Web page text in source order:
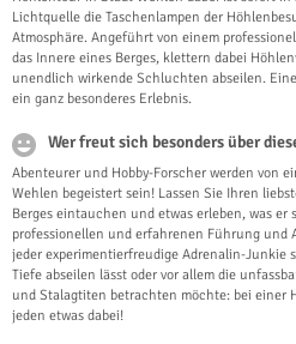
Lichtquelle die Taschenlampen der
Atmosphäre. Angeführt von einem
das Innere eines Berges, klettern dabei
unendlich wirkende Schluchten abseilen.
ein ganz besonderes Erlebnis.
Wer freut sich besonders über
Abenteurer und Hobby-Forscher werden von
Wehlen begeistert sein! Lassen Sie Ihren
Berges eintauchen und etwas erleben, was
professionellen und erfahrenen Führung und
jeder experimentierfreudige Adrenalin-Junkie
Tiefe abseilen lässt oder vor allem die
und Stalagtiten betrachten möchte: bei einer
jeden etwas dabei!